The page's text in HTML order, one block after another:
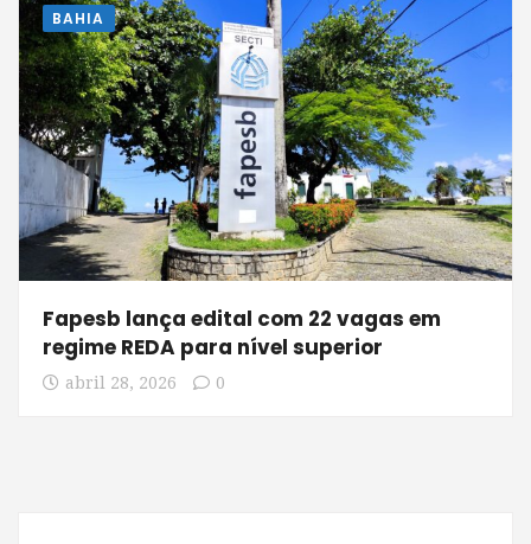
BAHIA
Fapesb lança edital com 22 vagas em
regime REDA para nível superior
abril 28, 2026 0